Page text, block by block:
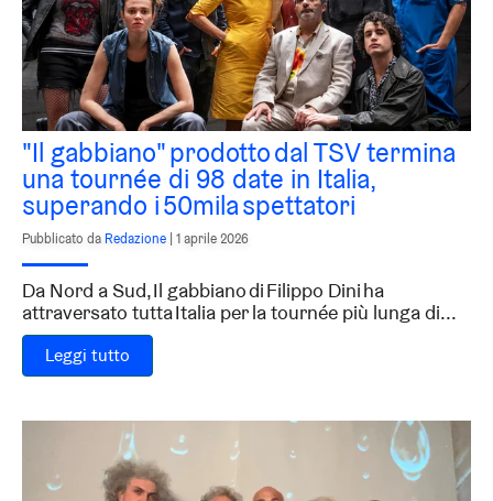
"Il gabbiano" prodotto dal TSV termina
una tournée di 98 date in Italia,
superando i 50mila spettatori
Pubblicato da Redazione 1 aprile 2026
Da Nord a Sud, Il gabbiano di Filippo Dini ha
attraversato tutta Italia per la tournée più lunga di...
Leggi tutto